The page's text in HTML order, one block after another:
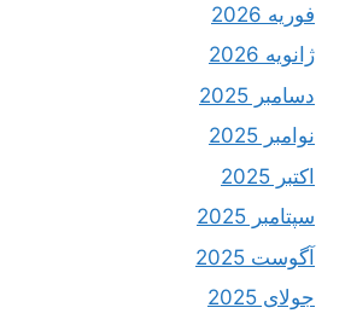
فوریه 2026
ژانویه 2026
دسامبر 2025
نوامبر 2025
اکتبر 2025
سپتامبر 2025
آگوست 2025
جولای 2025